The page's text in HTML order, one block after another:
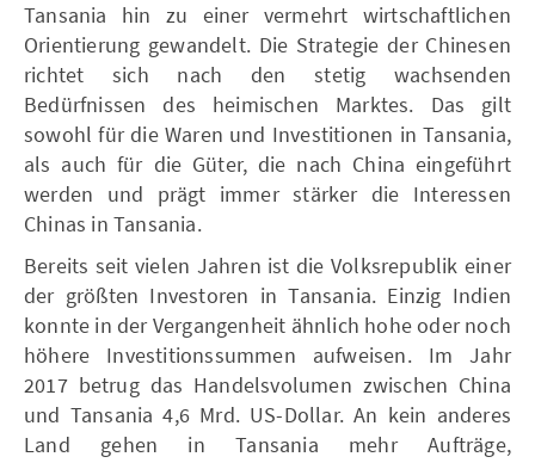
Tansania hin zu einer vermehrt wirtschaftlichen
Orientierung gewandelt. Die Strategie der Chinesen
richtet sich nach den stetig wachsenden
Bedürfnissen des heimischen Marktes. Das gilt
sowohl für die Waren und Investitionen in Tansania,
als auch für die Güter, die nach China eingeführt
werden und prägt immer stärker die Interessen
Chinas in Tansania.
Bereits seit vielen Jahren ist die Volksrepublik einer
der größten Investoren in Tansania. Einzig Indien
konnte in der Vergangenheit ähnlich hohe oder noch
höhere Investitionssummen aufweisen. Im Jahr
2017 betrug das Handelsvolumen zwischen China
und Tansania 4,6 Mrd. US-Dollar. An kein anderes
Land gehen in Tansania mehr Aufträge,